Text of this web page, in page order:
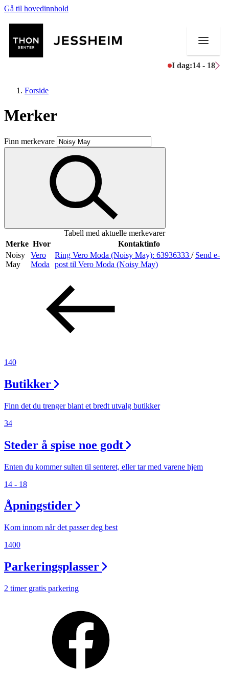
Gå til hovedinnhold
I dag:14 - 18
Butikker
Mat og drikke
Aktiviteter
Inspirasjon
Åpningstider
Ledige stillinger
Magasin
Gavekort
Forside
Merker
Finn merkevare
Tabell med aktuelle merkevarer
Merke Hvor
Kontaktinfo
Noisy
May
Vero
Moda
Ring Vero Moda (Noisy May): 63936333 / Send e-
post til Vero Moda (Noisy May)
140
Butikker
Finn det du trenger blant et bredt utvalg butikker
34
Steder å spise noe godt
Enten du kommer sulten til senteret, eller tar med varene hjem
14 - 18
Åpningstider
Kom innom når det passer deg best
1400
Parkeringsplasser
2 timer gratis parkering